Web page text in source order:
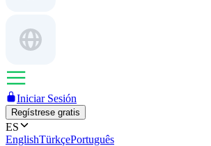
Iniciar Sesión
Regístrese gratis
ES
EnglishTürkçePortuguês